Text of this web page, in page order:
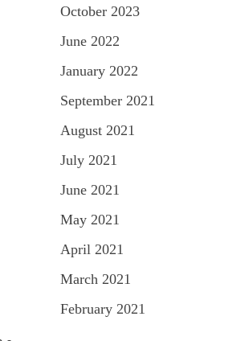
October 2023
June 2022
January 2022
September 2021
August 2021
July 2021
June 2021
May 2021
April 2021
March 2021
February 2021